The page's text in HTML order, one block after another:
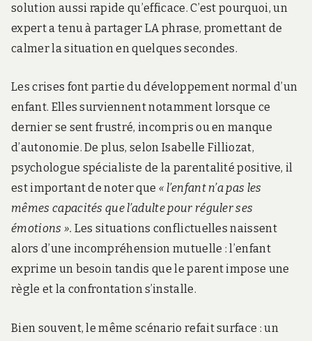
solution aussi rapide qu’efficace. C’est pourquoi, un
expert a tenu à partager LA phrase, promettant de
calmer la situation en quelques secondes.
Les crises font partie du développement normal d’un
enfant. Elles surviennent notamment lorsque ce
dernier se sent frustré, incompris ou en manque
d’autonomie. De plus, selon Isabelle Filliozat,
psychologue spécialiste de la parentalité positive, il
est important de noter que « l’enfant n’a pas les
mêmes capacités que l’adulte pour réguler ses
émotions ». Les situations conflictuelles naissent
alors d’une incompréhension mutuelle : l’enfant
exprime un besoin tandis que le parent impose une
règle et la confrontation s’installe.
Bien souvent, le même scénario refait surface : un